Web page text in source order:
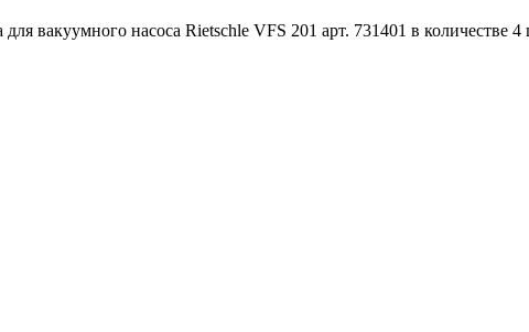
вакуумного насоса Rietschle VFS 201 арт. 731401 в количестве 4